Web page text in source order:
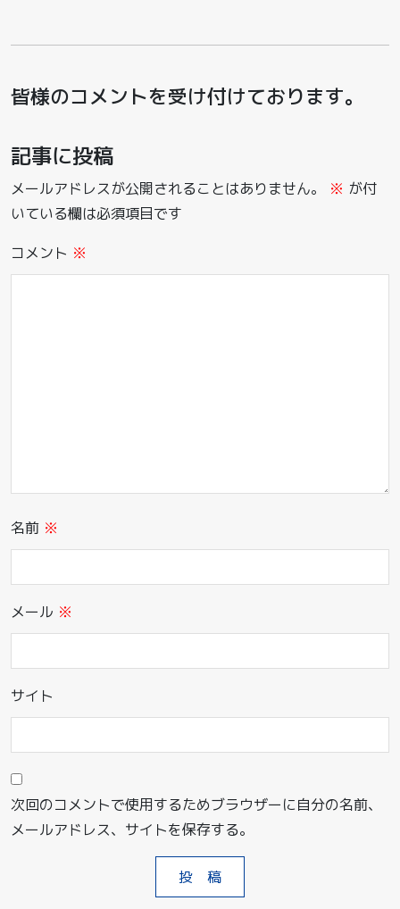
皆様のコメントを受け付けております。
記事に投稿
メールアドレスが公開されることはありません。 ※ が付
いている欄は必須項目です
コメント ※
名前 ※
メール ※
サイト
次回のコメントで使用するためブラウザーに自分の名前、
メールアドレス、サイトを保存する。